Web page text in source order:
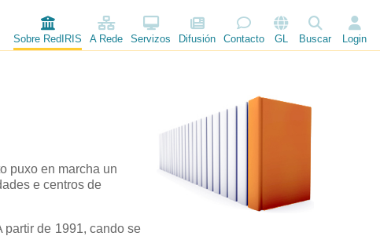
Sobre RedIRIS A Rede Servizos Difusión Contacto GL Buscar Login
puxo en marcha un
e centros de
partir de 1991, cando se